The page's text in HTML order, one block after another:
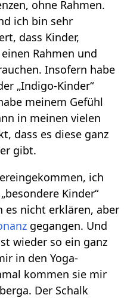
ohne Rahmen.
ich bin sehr
dass Kinder,
Rahmen und
Insofern habe
„Indigo-Kinder“
meinem Gefühl
in meinen vielen
dass es diese ganz
gibt.
ich
Kinder“
es nicht erklären, aber
gegangen. Und
wieder so ein ganz
in den Yoga-
kommen sie mir
Der Schalk